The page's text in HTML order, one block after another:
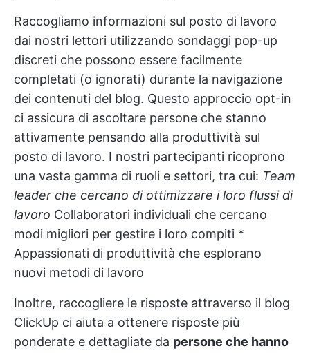
Raccogliamo informazioni sul posto di lavoro
dai nostri lettori utilizzando sondaggi pop-up
discreti che possono essere facilmente
completati (o ignorati) durante la navigazione
dei contenuti del blog. Questo approccio opt-in
ci assicura di ascoltare persone che stanno
attivamente pensando alla produttività sul
posto di lavoro. I nostri partecipanti ricoprono
una vasta gamma di ruoli e settori, tra cui: Team
leader che cercano di ottimizzare i loro flussi di
lavoro Collaboratori individuali che cercano
modi migliori per gestire i loro compiti *
Appassionati di produttività che esplorano
nuovi metodi di lavoro
Inoltre, raccogliere le risposte attraverso il blog
ClickUp ci aiuta a ottenere risposte più
ponderate e dettagliate da persone che hanno